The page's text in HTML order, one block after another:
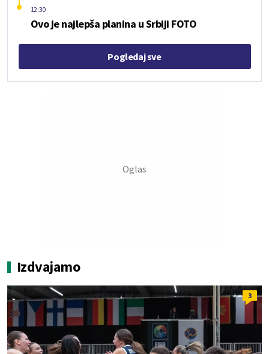
Ovo je najlepša planina u Srbiji FOTO
12:30
Pogledaj sve
Izdvajamo
3